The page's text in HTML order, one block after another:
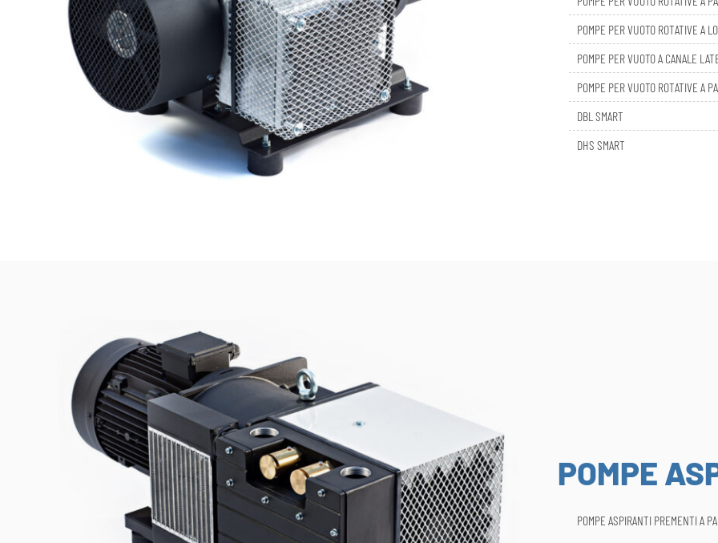
POMPE PER VUOTO ROTATIVE A
POMPE PER VUOTO A CANALE
POMPE PER VUOTO ROTATIVE A
DBL SMART
DHS SMART
POMPE
POMPE ASPIRANTI PREMENTI A